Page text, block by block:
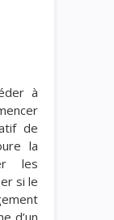
à
de
la
les
si le
d’un